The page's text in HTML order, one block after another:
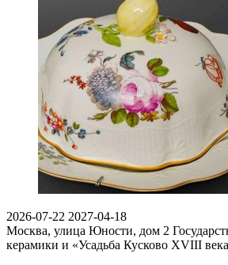
2026-07-22 2027-04-18
Москва, улица Юности, дом 2
керамики и «Усадьба Кусково XVIII